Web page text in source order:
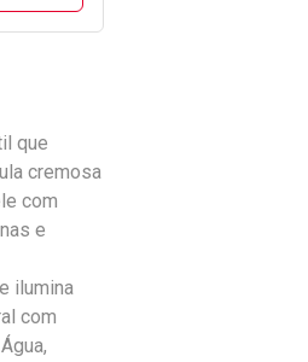
que
cremosa
com
e
ilumina
com